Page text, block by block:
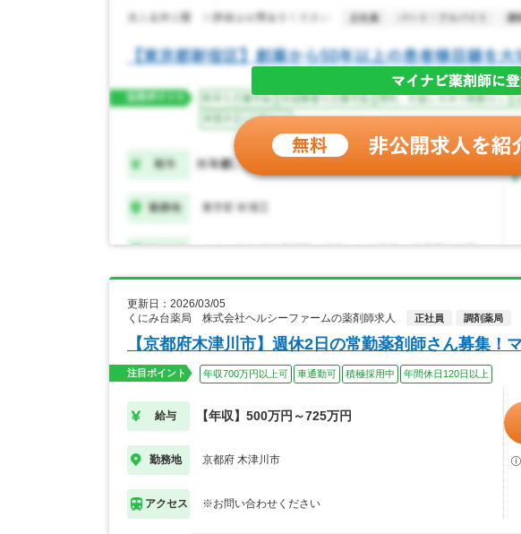
更新日：2026/03/05
くにみ台薬局 株式会社ヘルシーファームの薬剤師求人
正社員 調剤薬局
【京都府木津川市】週休2日の常勤薬剤師さん募集！
注目ポイント 年収700万円以上可 車通勤可 積極採用中 年間休日120日以上
給与 【年収】500万円～725万円
勤務地 京都府 木津川市
アクセス ※お問い合わせください